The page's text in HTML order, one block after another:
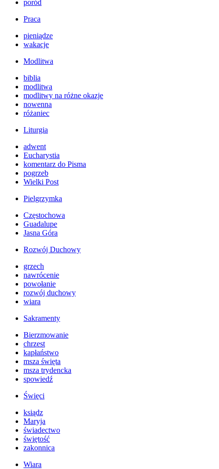
poród
Praca
pieniądze
wakacje
Modlitwa
biblia
modlitwa
modlitwy na różne okazje
nowenna
różaniec
Liturgia
adwent
Eucharystia
komentarz do Pisma
pogrzeb
Wielki Post
Pielgrzymka
Częstochowa
Guadalupe
Jasna Góra
Rozwój Duchowy
grzech
nawrócenie
powołanie
rozwój duchowy
wiara
Sakramenty
Bierzmowanie
chrzest
kapłaństwo
msza święta
msza trydencka
spowiedź
Święci
ksiądz
Maryja
świadectwo
świętość
zakonnica
Wiara